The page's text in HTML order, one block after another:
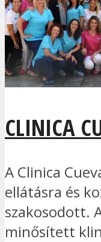
CLINICA
A Clinica
ellátásra és
szakosodott.
minősített